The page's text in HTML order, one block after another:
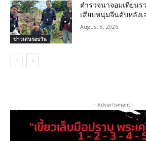
ข่าวเด่นรอบวัน
ตำรวจนาจอมเทียน
เสียบหนุ่มจีนดับหลัง
August 8, 2026
- Advertisment -